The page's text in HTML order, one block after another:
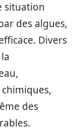
situation
des algues,
Divers
des